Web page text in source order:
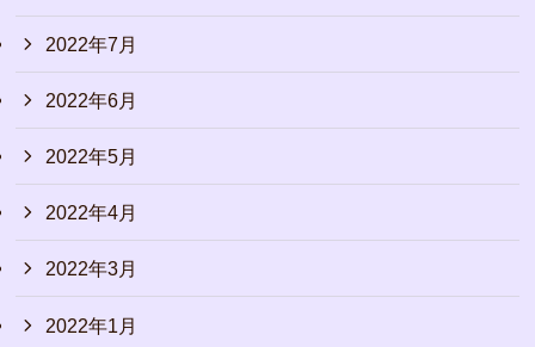
2022年7月
2022年6月
2022年5月
2022年4月
2022年3月
2022年1月